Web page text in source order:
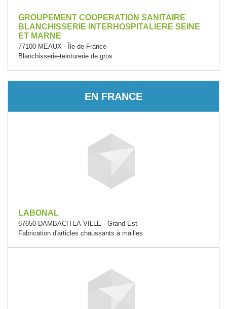
GROUPEMENT COOPERATION SANITAIRE
BLANCHISSERIE INTERHOSPITALIERE SEINE
ET MARNE
77100 MEAUX - Île-de-France
Blanchisserie-teinturerie de gros
EN FRANCE
LABONAL
67650 DAMBACH-LA-VILLE - Grand Est
Fabrication d'articles chaussants à mailles